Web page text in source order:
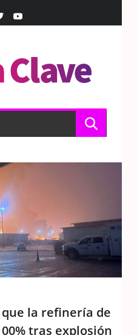
la refinería de
tras explosión